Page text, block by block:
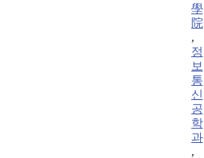
學
院
,
정
보
통
신
공
학
과
,